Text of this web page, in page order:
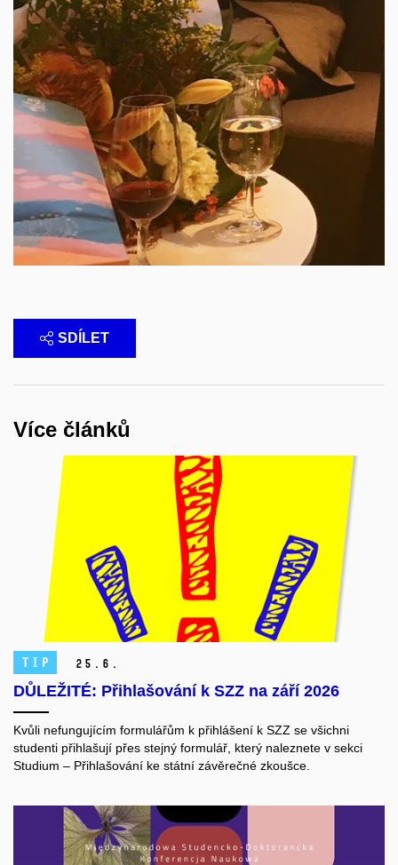
SDÍLET
Více článků
TIP 25. 6.
DŮLEŽITÉ: Přihlašování k SZZ na září 2026
Kvůli nefungujícím formulářům k přihlášení k SZZ se všichni
studenti přihlašují přes stejný formulář, který naleznete v sekci
Studium ‒ Přihlašování ke státní závěrečné zkoušce.